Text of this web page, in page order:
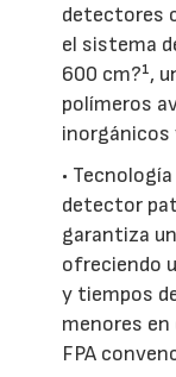
detectores
el sistema
600 cm?¹,
polímeros
inorgánicos
•
detector
garantiza
ofreciendo
y tiempos
menores
FPA